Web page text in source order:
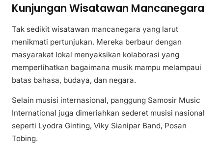
Kunjungan Wisatawan Mancanegara
Tak sedikit wisatawan mancanegara yang larut
menikmati pertunjukan. Mereka berbaur dengan
masyarakat lokal menyaksikan kolaborasi yang
memperlihatkan bagaimana musik mampu melampaui
batas bahasa, budaya, dan negara.
Selain musisi internasional, panggung Samosir Music
International juga dimeriahkan sederet musisi nasional
seperti Lyodra Ginting, Viky Sianipar Band, Posan
Tobing.